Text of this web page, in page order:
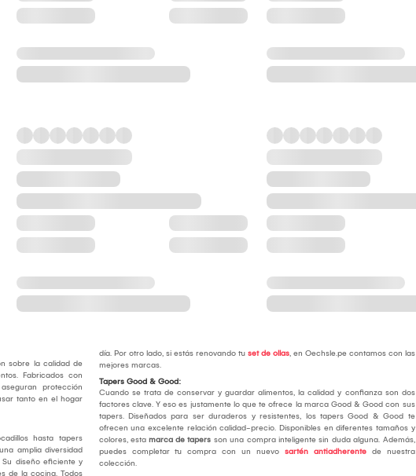
sobre la calidad de
Fabricados con
aseguran protección
tanto en el hogar
hasta tapers
amplia diversidad
diseño eficiente y
de la cocina. Todos
día. Por otro lado, si estás renovando tu set de ollas, en Oechsle.pe contamos con las
mejores marcas.
Tapers Good & Good:
Cuando se trata de conservar y guardar alimentos, la calidad y confianza son dos
factores clave. Y eso es justamente lo que te ofrece la marca Good & Good con sus
tapers. Diseñados para ser duraderos y resistentes, los tapers Good & Good te
ofrecen una excelente relación calidad-precio. Disponibles en diferentes tamaños y
colores, esta marca de tapers son una compra inteligente sin duda alguna. Además,
puedes completar tu compra con un nuevo sartén antiadherentede nuestra
colección.